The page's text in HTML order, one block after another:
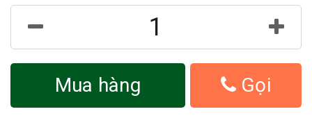
Mua hàng Gọi